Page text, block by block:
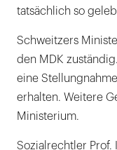
tatsächlich so
Schweitzers
den MDK
eine
erhalten. Weitere
Ministerium.
Sozialrechtler